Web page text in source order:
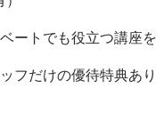
ートでも役立つ講座を
フだけの優待特典あり